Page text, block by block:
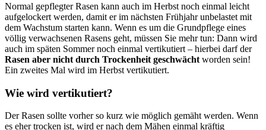
Normal gepflegter Rasen kann auch im Herbst noch einmal leicht
aufgelockert werden, damit er im nächsten Frühjahr unbelastet mit
dem Wachstum starten kann. Wenn es um die Grundpflege eines
völlig verwachsenen Rasens geht, müssen Sie mehr tun: Dann wird
auch im späten Sommer noch einmal vertikutiert – hierbei darf der
Rasen aber nicht durch Trockenheit geschwächt worden sein!
Ein zweites Mal wird im Herbst vertikutiert.
Wie wird vertikutiert?
Der Rasen sollte vorher so kurz wie möglich gemäht werden. Wenn
es eher trocken ist, wird er nach dem Mähen einmal kräftig